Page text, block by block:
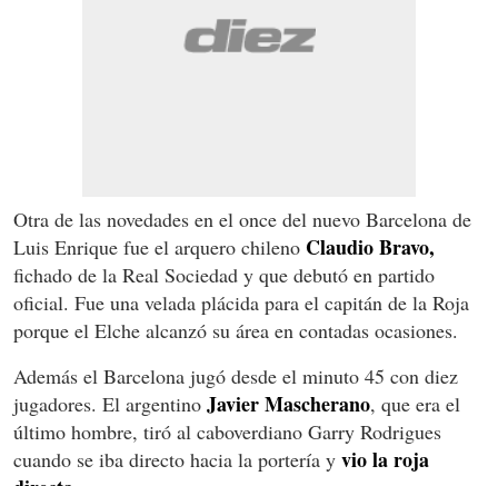
Otra de las novedades en el once del nuevo Barcelona de
Luis Enrique fue el arquero chileno Claudio Bravo,
fichado de la Real Sociedad y que debutó en partido
oficial. Fue una velada plácida para el capitán de la Roja
porque el Elche alcanzó su área en contadas ocasiones.
Además el Barcelona jugó desde el minuto 45 con diez
jugadores. El argentino Javier Mascherano, que era el
último hombre, tiró al caboverdiano Garry Rodrigues
cuando se iba directo hacia la portería y vio la roja